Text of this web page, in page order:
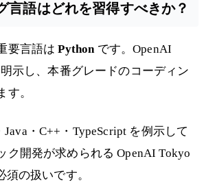
言語はどれを習得すべきか？
要言語はPythonです。OpenAI
示し、本番グレードのコーディン
す。
Java・C++・TypeScript を例示して
ク開発が求められる OpenAI Tokyo
須の扱いです。